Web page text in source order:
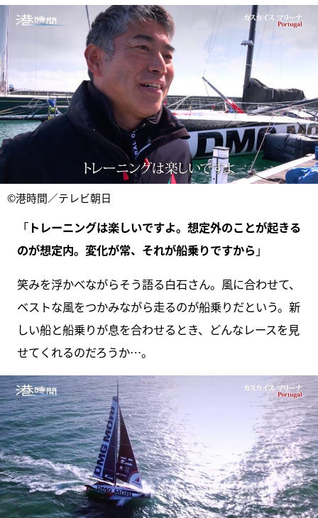
©港時間／テレビ朝日
「トレーニングは楽しいですよ。想定外のことが起きる
のが想定内。変化が常、それが船乗りですから 」
笑みを浮かべながらそう語る白石さん。風に合わせて、
ベストな風をつかみながら走るのが船乗りだという。新
しい船と船乗りが息を合わせるとき、どんなレースを見
せてくれるのだろうか…。